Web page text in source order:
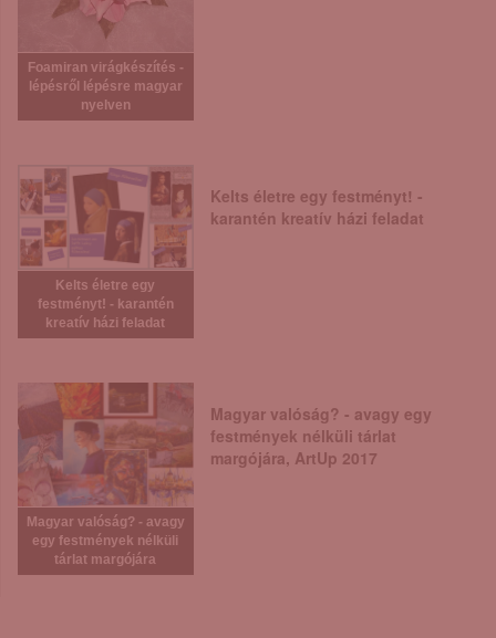
Foamiran virágkészítés -
lépésről lépésre magyar
nyelven
Kelts életre egy
festményt! - karantén
kreatív házi feladat
Kelts életre egy festményt! -
karantén kreatív házi feladat
Magyar valóság? - avagy
egy festmények nélküli
tárlat margójára
Magyar valóság? - avagy egy
festmények nélküli tárlat
margójára, ArtUp 2017